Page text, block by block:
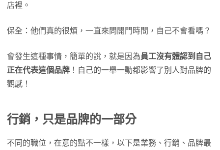
店裡。
保全：他們真的很煩，一直來問開門時間，自己不會看嗎？
會發生這種事情，簡單的說，就是因為員工沒有體認到自己
正在代表這個品牌 ！自己的一舉一動都影響了別人對品牌的
觀感！
行銷，只是品牌的一部分
不同的職位，在意的點不一樣，以下是業務、行銷、品牌最